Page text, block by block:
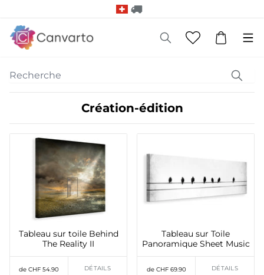
Création-édition
Tableau sur toile Behind
The Reality II
de CHF 54.90 DÉTAILS
Tableau sur Toile
Panoramique Sheet Music
de CHF 69.90 DÉTAILS